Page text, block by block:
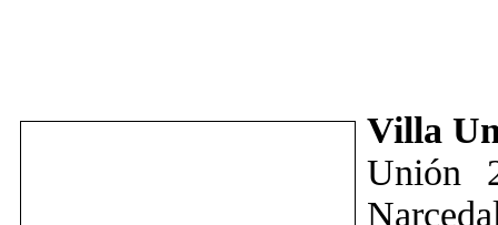
Villa
Unión